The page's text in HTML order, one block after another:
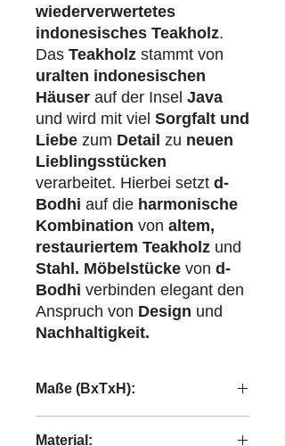
wiederverwertetes
indonesisches Teakholz.
Das Teakholz stammt von
uralten indonesischen
Häuser auf der Insel Java
und wird mit viel Sorgfalt und
Liebe zum Detail zu neuen
Lieblingsstücken
verarbeitet. Hierbei setzt d-
Bodhi auf die harmonische
Kombination von altem,
restauriertem Teakholz und
Stahl. Möbelstücke von d-
Bodhi verbinden elegant den
Anspruch von Design und
Nachhaltigkeit.
Maße (BxTxH):
Material: